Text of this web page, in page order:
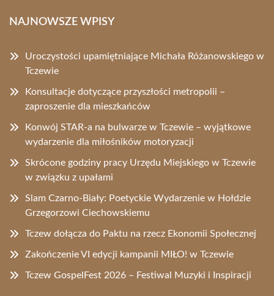
NAJNOWSZE WPISY
Uroczystości upamiętniające Michała Różanowskiego w
Tczewie
Konsultacje dotyczące przyszłości metropolii –
zaproszenie dla mieszkańców
Konwój STAR-a na bulwarze w Tczewie – wyjątkowe
wydarzenie dla miłośników motoryzacji
Skrócone godziny pracy Urzędu Miejskiego w Tczewie
w związku z upałami
Slam Czarno-Biały: Poetyckie Wydarzenie w Hołdzie
Grzegorzowi Ciechowskiemu
Tczew dołącza do Paktu na rzecz Ekonomii Społecznej
Zakończenie VI edycji kampanii MIŁO! w Tczewie
Tczew GospelFest 2026 – Festiwal Muzyki i Inspiracji